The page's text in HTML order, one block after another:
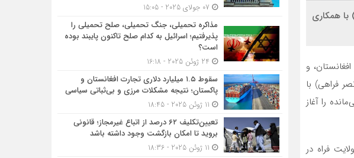
مرزی «میل ۷۸» (ابونصر فراهی) با همکاری
و
طالبان، توافق شد که پروژه ساخت جاده مرزی «میل ۷۸» (ابونصر فراهی) با
را آغاز
ولایت فراه در
مذاکره تحمیلی، جنگ تحمیلی، صلح تحمیلی را
پذیرفتیم؛ اسرائیل به کدام صلح تاکنون پایبند بوده
است؟
سقوط ۱.۵ میلیارد دلاری تجارت افغانستان و
پاکستان؛ نتیجه مشکلات مرزی و بی‌ثباتی سیاسی
تعیین‌تکلیف ۶۲ درصد از اتباع غیرمجاز؛ قانونی
بروید تا امکان بازگشت وجود داشته باشد